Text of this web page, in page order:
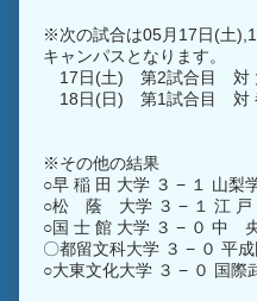
※次の試合は05月17日(土
キャンパスとなります。
17日(土) 第2試合目
18日(日) 第1試合目
※その他の結果
○早 稲 田 大学 ３ − １ 山梨
○松 蔭 大学 ３ − １ 江 戸
○国 士 館 大学 ３ − ０ 中
〇都留文科大学 ３ − ０ 平
○大東文化大学 ３ − ０ 国際